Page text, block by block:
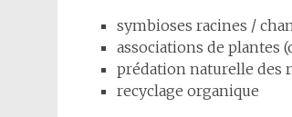
symbioses racines /
associations de plantes
prédation naturelle des
recyclage organique